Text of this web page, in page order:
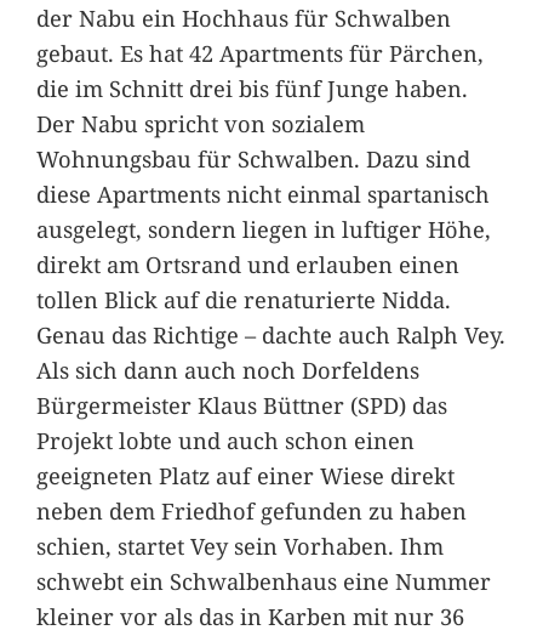
der Nabu ein Hochhaus für Schwalben
gebaut. Es hat 42 Apartments für Pärchen,
die im Schnitt drei bis fünf Junge haben.
Der Nabu spricht von sozialem
Wohnungsbau für Schwalben. Dazu sind
diese Apartments nicht einmal spartanisch
ausgelegt, sondern liegen in luftiger Höhe,
direkt am Ortsrand und erlauben einen
tollen Blick auf die renaturierte Nidda.
Genau das Richtige – dachte auch Ralph Vey.
Als sich dann auch noch Dorfeldens
Bürgermeister Klaus Büttner (SPD) das
Projekt lobte und auch schon einen
geeigneten Platz auf einer Wiese direkt
neben dem Friedhof gefunden zu haben
schien, startet Vey sein Vorhaben. Ihm
schwebt ein Schwalbenhaus eine Nummer
kleiner vor als das in Karben mit nur 36